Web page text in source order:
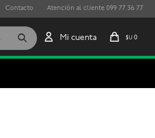
$U 0
Contacto Atención al cliente 099 77 36 77